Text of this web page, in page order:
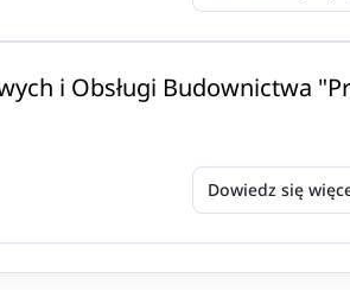
i Obsługi Budownictwa
Dowiedz się